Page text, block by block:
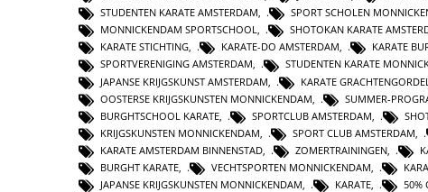
STUDENTEN KARATE AMSTERDAM, SPORT SCHOLEN
MONNICKENDAM SPORTSCHOOL, SHOTOKAN KARATE
KARATE STICHTING, KARATE-DO AMSTERDAM, KARATE
SPORTVERENIGING AMSTERDAM, STUDENTEN KARATE
JAPANSE KRIJGSKUNST AMSTERDAM
KARATE GRACHTENGORDEL
OOSTERSE KRIJGSKUNSTEN MONNICKENDAM
SUMMER-
BURGHTSCHOOL KARATE
SPORTCLUB AMSTERDAM
KRIJGSKUNSTEN MONNICKENDAM
SPORT CLUB AMSTERDAM
KARATE AMSTERDAM BINNENSTAD
ZOMERTRAININGEN
BURGHT KARATE
VECHTSPORTEN MONNICKENDAM
JAPANSE KRIJGSKUNSTEN MONNICKENDAM
KARATE 50%